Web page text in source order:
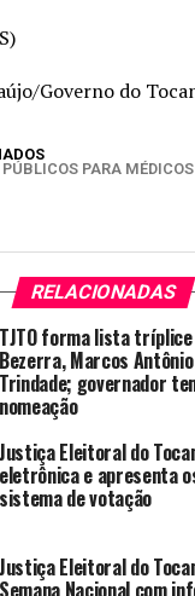
Governo do
PARA MÉDICOS
RELACIONADAS
TJTO forma lista
Bezerra, Marcos
Trindade; governador
nomeação
Justiça Eleitoral do
eletrônica e apresenta
sistema de votação
Justiça Eleitoral do